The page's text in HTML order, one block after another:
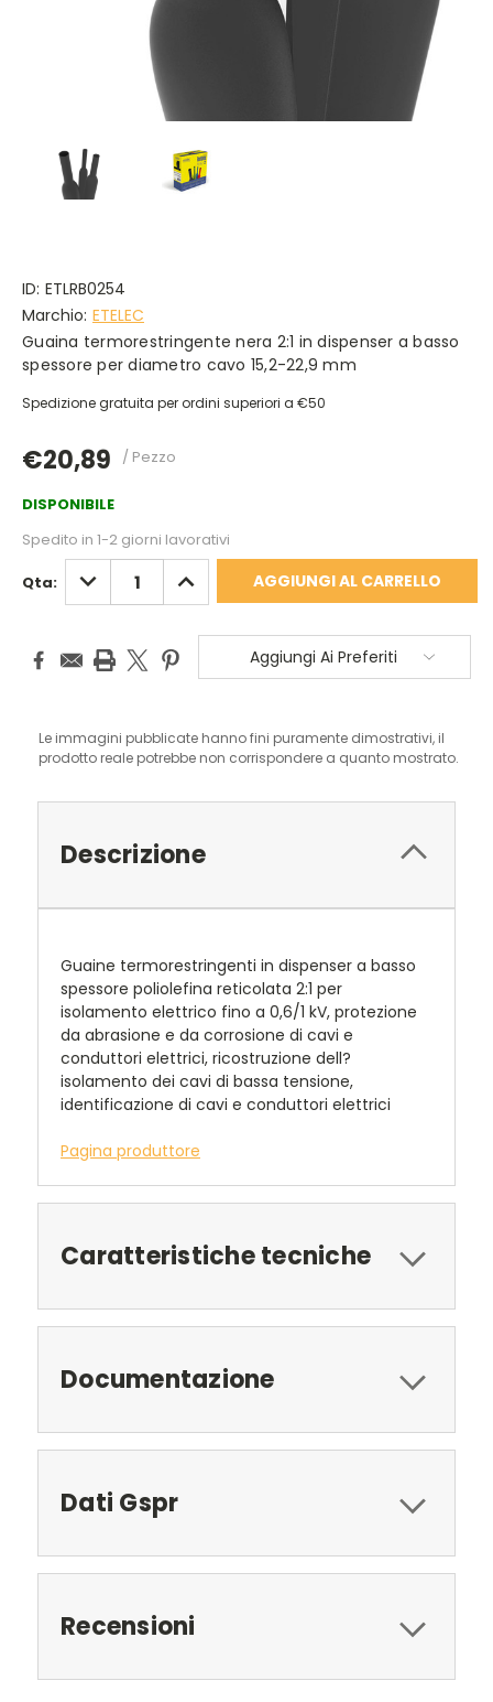
ID: ETLRB0254
Marchio: ETELEC
Guaina termorestringente nera 2:1 in dispenser a basso
spessore per diametro cavo 15,2-22,9 mm
Spedizione gratuita per ordini superiori a €50
€20,89 / Pezzo
DISPONIBILE
Spedito in 1-2 giorni lavorativi
Qta: DIMINUISCI
QUANTITÀ:
AUMENTA
QUANTITÀ:
Aggiungi Ai Preferiti
Le immagini pubblicate hanno fini puramente dimostrativi, il
prodotto reale potrebbe non corrispondere a quanto mostrato.
Descrizione
Guaine termorestringenti in dispenser a basso
spessore poliolefina reticolata 2:1 per
isolamento elettrico fino a 0,6/1 kV, protezione
da abrasione e da corrosione di cavi e
conduttori elettrici, ricostruzione dell?
isolamento dei cavi di bassa tensione,
identificazione di cavi e conduttori elettrici
Pagina produttore
Caratteristiche tecniche
Documentazione
Dati Gspr
Recensioni